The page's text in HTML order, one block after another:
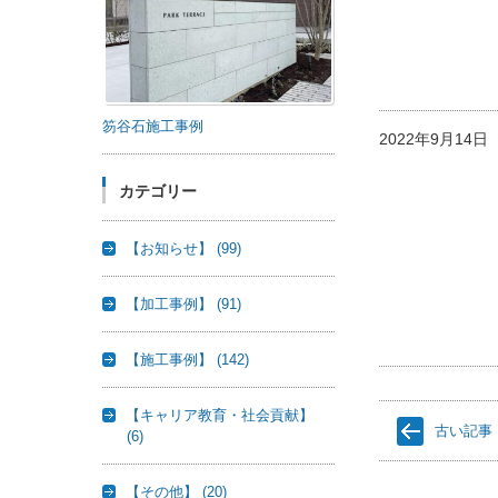
2022年9月14日
古い記事
笏谷石施工事例
カテゴリー
【お知らせ】 (99)
【加工事例】 (91)
【施工事例】 (142)
【キャリア教育・社会貢献】
(6)
【その他】 (20)